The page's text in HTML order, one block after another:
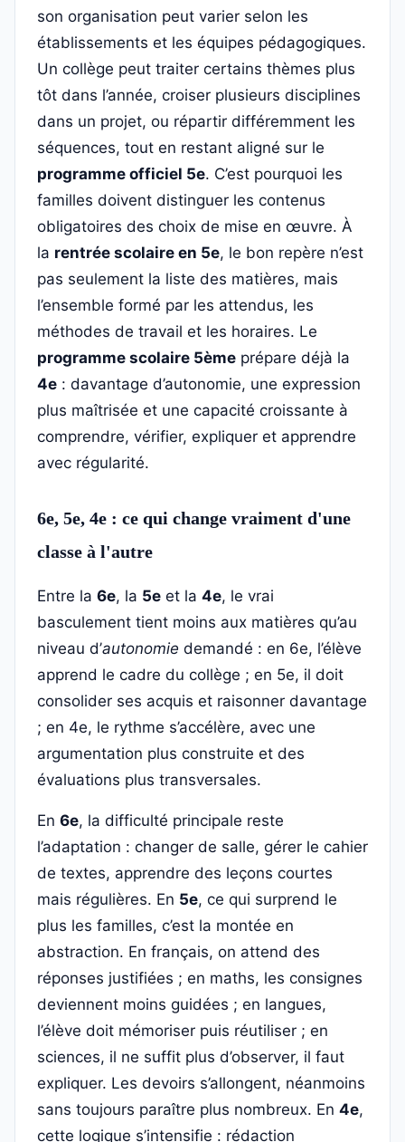
son organisation peut varier selon les
établissements et les équipes pédagogiques.
Un collège peut traiter certains thèmes plus
tôt dans l’année, croiser plusieurs disciplines
dans un projet, ou répartir différemment les
séquences, tout en restant aligné sur le
programme officiel 5e. C’est pourquoi les
familles doivent distinguer les contenus
obligatoires des choix de mise en œuvre. À
la rentrée scolaire en 5e, le bon repère n’est
pas seulement la liste des matières, mais
l’ensemble formé par les attendus, les
méthodes de travail et les horaires. Le
programme scolaire 5ème prépare déjà la
4e : davantage d’autonomie, une expression
plus maîtrisée et une capacité croissante à
comprendre, vérifier, expliquer et apprendre
avec régularité.
6e, 5e, 4e : ce qui change vraiment d'une
classe à l'autre
Entre la 6e, la 5e et la 4e, le vrai
basculement tient moins aux matières qu’au
niveau d’autonomie demandé : en 6e, l’élève
apprend le cadre du collège ; en 5e, il doit
consolider ses acquis et raisonner davantage
; en 4e, le rythme s’accélère, avec une
argumentation plus construite et des
évaluations plus transversales.
En 6e, la difficulté principale reste
l’adaptation : changer de salle, gérer le cahier
de textes, apprendre des leçons courtes
mais régulières. En 5e, ce qui surprend le
plus les familles, c’est la montée en
abstraction. En français, on attend des
réponses justifiées ; en maths, les consignes
deviennent moins guidées ; en langues,
l’élève doit mémoriser puis réutiliser ; en
sciences, il ne suffit plus d’observer, il faut
expliquer. Les devoirs s’allongent, néanmoins
sans toujours paraître plus nombreux. En 4e,
cette logique s’intensifie : rédaction